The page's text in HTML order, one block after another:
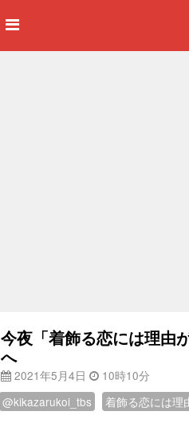
今夜「着飾る恋には理由
へ
2021年5月4日
10時10分
@kikazarukoi_tbs
着飾る恋には理